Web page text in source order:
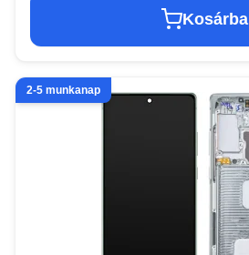
Kosárba
2-5 munkanap